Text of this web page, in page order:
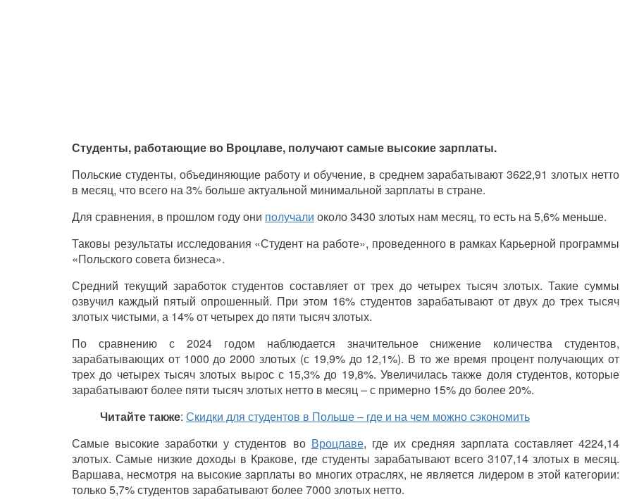
Студенты, работающие во Вроцлаве, получают самые высокие зарплаты.
Польские студенты, объединяющие работу и обучение, в среднем зарабатывают 3622,91 злотых нетто
в месяц, что всего на 3% больше актуальной минимальной зарплаты в стране.
Для сравнения, в прошлом году они получали около 3430 злотых нам месяц, то есть на 5,6% меньше.
Таковы результаты исследования «Студент на работе», проведенного в рамках Карьерной программы
«Польского совета бизнеса».
Средний текущий заработок студентов составляет от трех до четырех тысяч злотых. Такие суммы
озвучил каждый пятый опрошенный. При этом 16% студентов зарабатывают от двух до трех тысяч
злотых чистыми, а 14% от четырех до пяти тысяч злотых.
По сравнению с 2024 годом наблюдается значительное снижение количества студентов,
зарабатывающих от 1000 до 2000 злотых (с 19,9% до 12,1%). В то же время процент получающих от
трех до четырех тысяч злотых вырос с 15,3% до 19,8%. Увеличилась также доля студентов, которые
зарабатывают более пяти тысяч злотых нетто в месяц – с примерно 15% до более 20%.
Читайте также: Скидки для студентов в Польше – где и на чем можно сэкономить
Самые высокие заработки у студентов во Вроцлаве, где их средняя зарплата составляет 4224,14
злотых. Самые низкие доходы в Кракове, где студенты зарабатывают всего 3107,14 злотых в месяц.
Варшава, несмотря на высокие зарплаты во многих отраслях, не является лидером в этой категории:
только 5,7% студентов зарабатывают более 7000 злотых нетто.